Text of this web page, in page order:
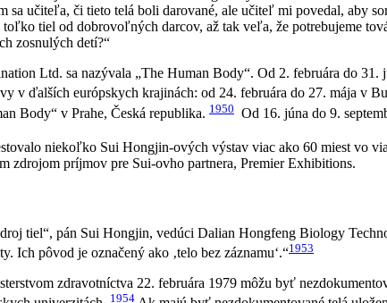
učiteľa, či tieto telá boli darované, ale učiteľ mi povedal, aby
tiel od dobrovoľných darcov, až tak veľa, že potrebujeme
zosnulých detí?“
Ltd. sa nazývala „The Human Body“. Od 2. februára do
v ďalších európskych krajinách: od 24. februára do 27. mája v
Body“ v Prahe, Česká republika. 1950 Od 16. júna do 9.
niekoľko Sui Hongjin-ových výstav viac ako 60 miest vo
zdrojom príjmov pre Sui-ovho partnera, Premier Exhibitions.
tiel“, pán Sui Hongjin, vedúci Dalian Hongfeng Biology
Ich pôvod je označený ako ‚telo bez záznamu‘.“1953
zdravotníctva 22. februára 1979 môžu byť
1954